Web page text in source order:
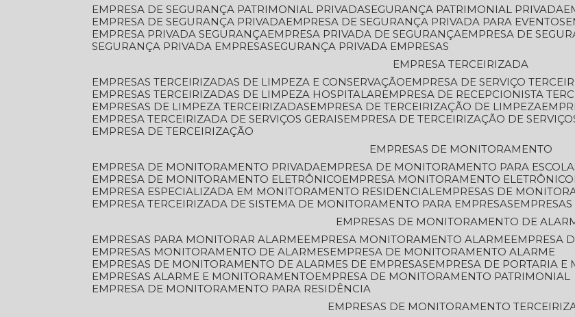
EMPRESA DE SEGURANÇA PATRIMONIAL PRIVADA SEGURANÇA PATRIMONIAL PRIVADA
EMPRESA DE SEGURANÇA PRIVADA
EMPRESA DE SEGURANÇA PRIVADA PARA EVENTOS
EMPRESA PRIVADA SEGURANÇA
EMPRESA PRIVADA DE SEGURANÇA
EMPRESA DE
SEGURANÇA PRIVADA EMPRESA SEGURANÇA PRIVADA EMPRESAS
EMPRESA TERCEIRIZADA
EMPRESAS TERCEIRIZADAS DE LIMPEZA E CONSERVAÇÃO
EMPRESA DE SERVIÇO
EMPRESAS TERCEIRIZADAS DE LIMPEZA HOSPITALAR
EMPRESA DE RECEPCIONISTA
EMPRESAS DE LIMPEZA TERCEIRIZADAS
EMPRESA DE TERCEIRIZAÇÃO DE LIMPEZA
EMPRESA TERCEIRIZADA DE SERVIÇOS GERAIS
EMPRESA DE TERCEIRIZAÇÃO DE
EMPRESA DE TERCEIRIZAÇÃO
EMPRESAS DE MONITORAMENTO
EMPRESA DE MONITORAMENTO PRIVADA
EMPRESA DE MONITORAMENTO PARA
EMPRESA DE MONITORAMENTO ELETRÔNICO
EMPRESA MONITORAMENTO ELETRÔNICO
EMPRESA ESPECIALIZADA EM MONITORAMENTO RESIDENCIAL
EMPRESAS DE
EMPRESA TERCEIRIZADA DE SISTEMA DE MONITORAMENTO PARA EMPRESAS
EMPRESAS DE MONITORAMENTO DE
EMPRESAS PARA MONITORAR ALARME
EMPRESA MONITORAMENTO ALARME
EMPRESA
EMPRESAS MONITORAMENTO DE ALARMES
EMPRESA DE MONITORAMENTO ALARME
EMPRESAS DE MONITORAMENTO DE ALARMES DE EMPRESAS
EMPRESA DE PORTARIA
EMPRESAS ALARME E MONITORAMENTO
EMPRESA DE MONITORAMENTO PATRIMONIAL
EMPRESA DE MONITORAMENTO PARA RESIDÊNCIA
EMPRESAS DE MONITORAMENTO